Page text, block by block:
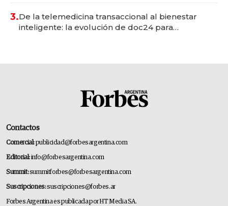
3.De la telemedicina transaccional al bienestar
inteligente: la evolución de doc24 para
Contactos
Comercial:publicidad@forbesargentina.com
Editorial:info@forbesargentina.com
Summit:summitforbes@forbesargentina.com
Suscripciones:suscripciones@forbes.ar
Forbes Argentina es publicada por HT Media SA.